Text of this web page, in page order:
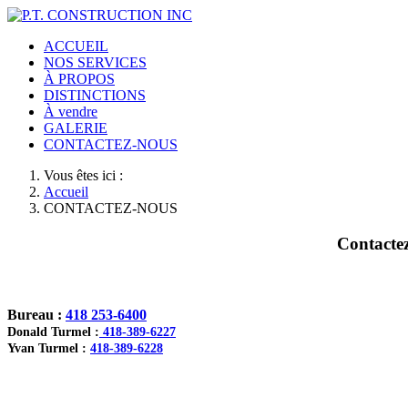
ACCUEIL
NOS SERVICES
À PROPOS
DISTINCTIONS
À vendre
GALERIE
CONTACTEZ-NOUS
Vous êtes ici :
Accueil
CONTACTEZ-NOUS
Bureau : 418 253-6400
Donald Turmel : 418-389-6227
Yvan Turmel : 418-389-6228